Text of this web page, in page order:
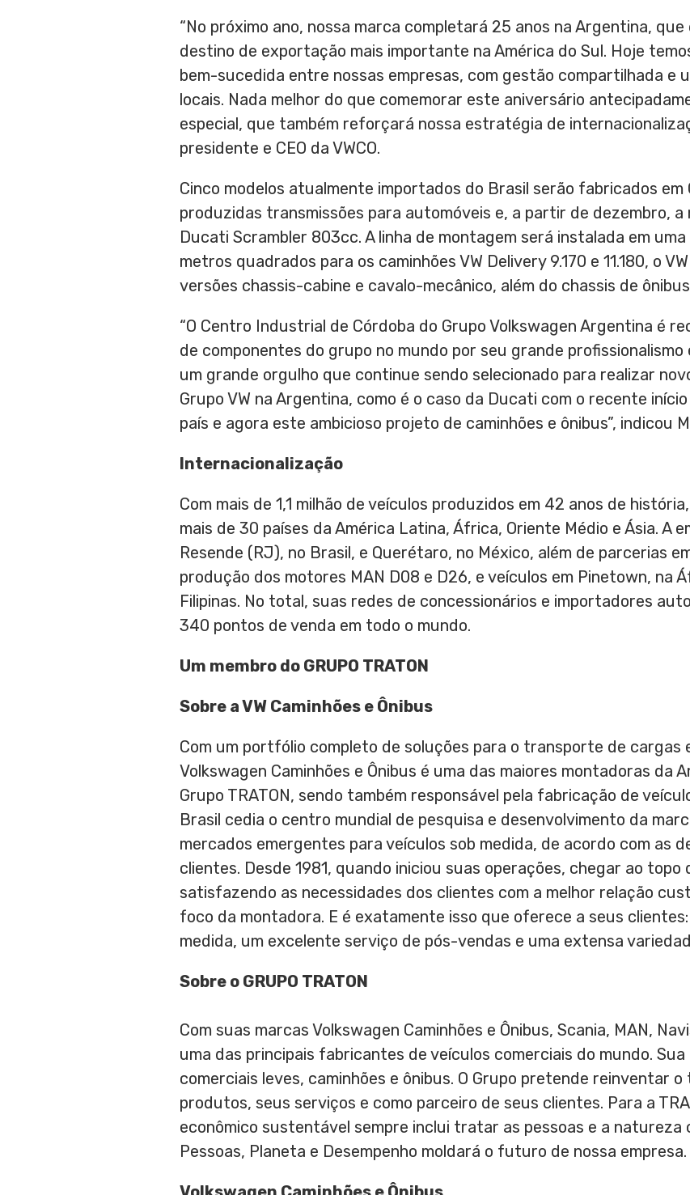
“No próximo ano, nossa marca completará 25 anos na Argentina, que
destino de exportação mais importante na América do Sul. Hoje
bem-sucedida entre nossas empresas, com gestão compartilhada e
locais. Nada melhor do que comemorar este aniversário
especial, que também reforçará nossa estratégia de
presidente e CEO da VWCO.
Cinco modelos atualmente importados do Brasil serão fabricados em
produzidas transmissões para automóveis e, a partir de dezembro,
Ducati Scrambler 803cc. A linha de montagem será instalada em
metros quadrados para os caminhões VW Delivery 9.170 e 11.180, o
versões chassis-cabine e cavalo-mecânico, além do chassis de ônibus
“O Centro Industrial de Córdoba do Grupo Volkswagen Argentina é
de componentes do grupo no mundo por seu grande
um grande orgulho que continue sendo selecionado para realizar
Grupo VW na Argentina, como é o caso da Ducati com o recente
país e agora este ambicioso projeto de caminhões e ônibus”, indicou
Internacionalização
Com mais de 1,1 milhão de veículos produzidos em 42 anos de
mais de 30 países da América Latina, África, Oriente Médio e Ásia. A
Resende (RJ), no Brasil, e Querétaro, no México, além de parcerias
produção dos motores MAN D08 e D26, e veículos em Pinetown, na
Filipinas. No total, suas redes de concessionários e importadores
340 pontos de venda em todo o mundo.
Um membro do GRUPO TRATON
Sobre a VW Caminhões e Ônibus
Com um portfólio completo de soluções para o transporte de cargas
Volkswagen Caminhões e Ônibus é uma das maiores montadoras da
Grupo TRATON, sendo também responsável pela fabricação de
Brasil cedia o centro mundial de pesquisa e desenvolvimento da
mercados emergentes para veículos sob medida, de acordo com as
clientes. Desde 1981, quando iniciou suas operações, chegar ao
satisfazendo as necessidades dos clientes com a melhor relação
foco da montadora. E é exatamente isso que oferece a seus
medida, um excelente serviço de pós-vendas e uma extensa
Sobre o GRUPO TRATON
Com suas marcas Volkswagen Caminhões e Ônibus, Scania, MAN,
uma das principais fabricantes de veículos comerciais do mundo.
comerciais leves, caminhões e ônibus. O Grupo pretende reinventar
produtos, seus serviços e como parceiro de seus clientes. Para a
econômico sustentável sempre inclui tratar as pessoas e a natureza
Pessoas, Planeta e Desempenho moldará o futuro de nossa empresa.